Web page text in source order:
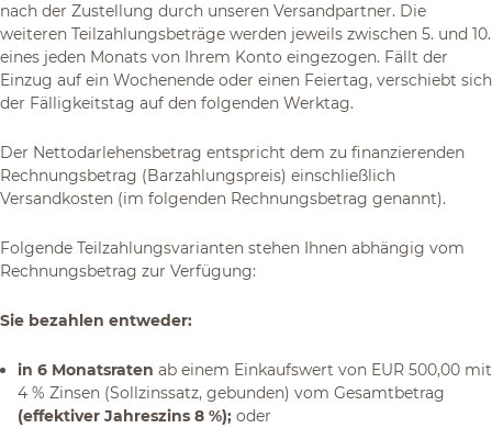
nach der Zustellung durch unseren Versandpartner. Die
weiteren Teilzahlungsbeträge werden jeweils zwischen 5. und 10.
eines jeden Monats von Ihrem Konto eingezogen. Fällt der
Einzug auf ein Wochenende oder einen Feiertag, verschiebt sich
der Fälligkeitstag auf den folgenden Werktag.
Der Nettodarlehensbetrag entspricht dem zu finanzierenden
Rechnungsbetrag (Barzahlungspreis) einschließlich
Versandkosten (im folgenden Rechnungsbetrag genannt).
Folgende Teilzahlungsvarianten stehen Ihnen abhängig vom
Rechnungsbetrag zur Verfügung:
Sie bezahlen entweder:
in 6 Monatsraten ab einem Einkaufswert von EUR 500,00 mit
4 % Zinsen (Sollzinssatz, gebunden) vom Gesamtbetrag
(effektiver Jahreszins 8 %); oder